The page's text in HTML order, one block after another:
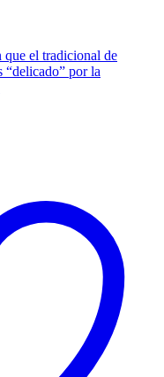
que el tradicional de
“delicado” por la